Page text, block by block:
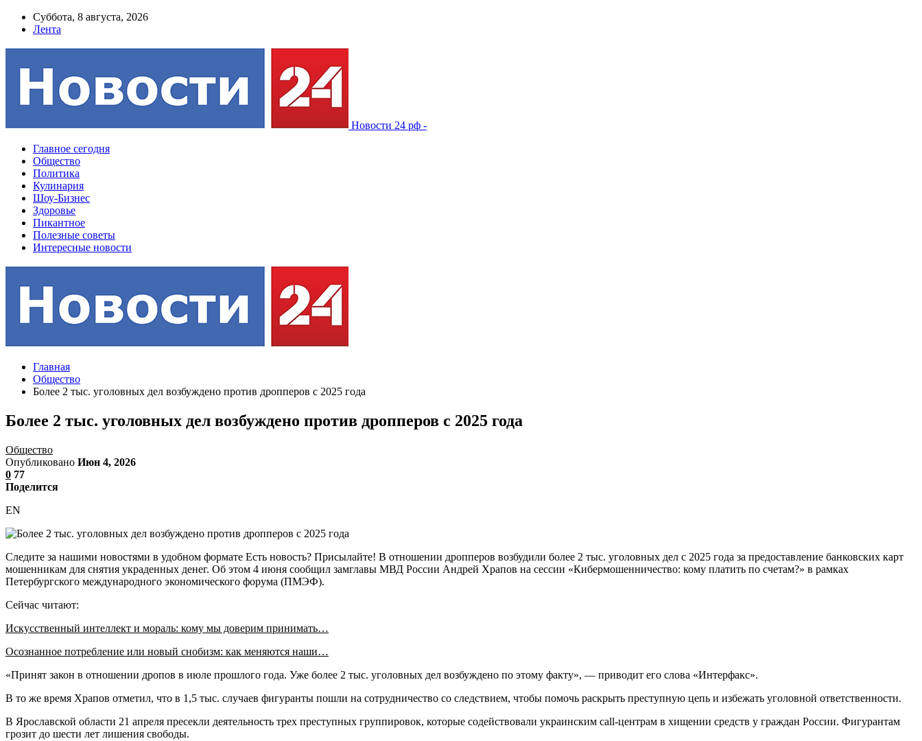
Суббота, 8 августа, 2026
Лента
Новости 24 рф -
Главное сегодня
Общество
Политика
Кулинария
Шоу-Бизнес
Здоровье
Пикантное
Полезные советы
Интересные новости
Главная
Общество
Более 2 тыс. уголовных дел возбуждено против дропперов с 2025 года
Более 2 тыс. уголовных дел возбуждено против дропперов с 2025 года
Общество
Опубликовано Июн 4, 2026
0 77
Поделится
EN
Следите за нашими новостями в удобном формате Есть новость? Присылайте! В отношении дропперов возбудили более 2 тыс. уголовных дел с 2025 года за предоставление банковских карт
мошенникам для снятия украденных денег. Об этом 4 июня сообщил замглавы МВД России Андрей Храпов на сессии «Кибермошенничество: кому платить по счетам?» в рамках
Петербургского международного экономического форума (ПМЭФ).
Сейчас читают:
Искусственный интеллект и мораль: кому мы доверим принимать…
Осознанное потребление или новый снобизм: как меняются наши…
«Принят закон в отношении дропов в июле прошлого года. Уже более 2 тыс. уголовных дел возбуждено по этому факту», — приводит его слова «Интерфакс».
В то же время Храпов отметил, что в 1,5 тыс. случаев фигуранты пошли на сотрудничество со следствием, чтобы помочь раскрыть преступную цепь и избежать уголовной ответственности.
В Ярославской области 21 апреля пресекли деятельность трех преступных группировок, которые содействовали украинским call-центрам в хищении средств у граждан России. Фигурантам
грозит до шести лет лишения свободы.